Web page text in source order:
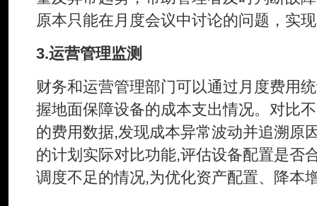
原本只能在月度会议中讨论的问题，实
3.运营管理监测
财务和运营管理部门可以通过月度费用
握地面保障设备的成本支出情况。对比
的费用数据,发现成本异常波动并追溯原
的计划实际对比功能,评估设备配置是否
调度不足的情况,为优化资产配置、降本